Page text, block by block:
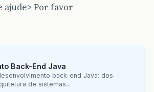
ajude> Por favor
Back-End Java
back-end Java: dos
de sistemas...